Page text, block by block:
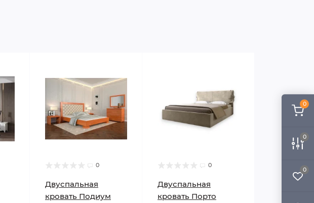
0
0
0
0
Двуспальная
кровать Подиум
0
Двуспальная
кровать Порто